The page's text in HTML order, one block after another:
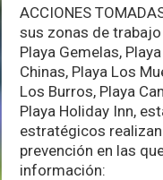
ACCIONES
sus zonas de
Playa Gemelas,
Chinas, Playa Los
Los Burros, Playa
Playa Holiday Inn,
estratégicos
prevención en las
información: